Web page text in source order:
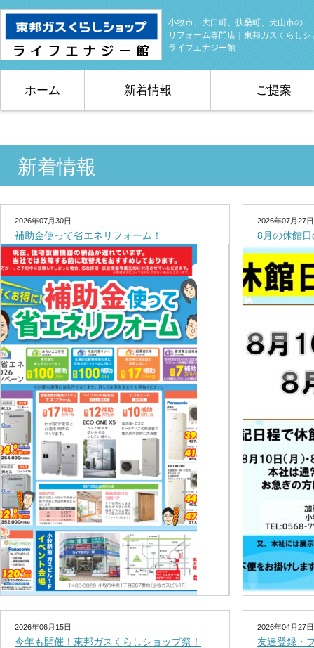
小牧市、大口町、扶桑町、犬山市の
リフォーム専門店｜東邦ガスくらしシ
ライフエナジー館
ホーム 新着情報 ご提案
新着情報
2026年07月30日
補助金使って省エネリフォーム！
2026年07月27日
8月の休館
2026年06月15日
今年も開催！東邦ガスくらしショップ祭！
2026年04月27日
友達登録・